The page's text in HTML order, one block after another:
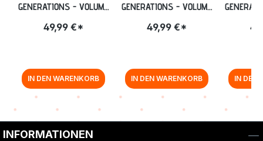
GENERATIONS - VOLUME
RAY]
49,99 €*
IN DEN WARENKORB
GENERATIONS - VOLUME
[BLU-RAY]
49,99 €*
IN DEN WARENKORB IN DEN
INFORMATIONEN